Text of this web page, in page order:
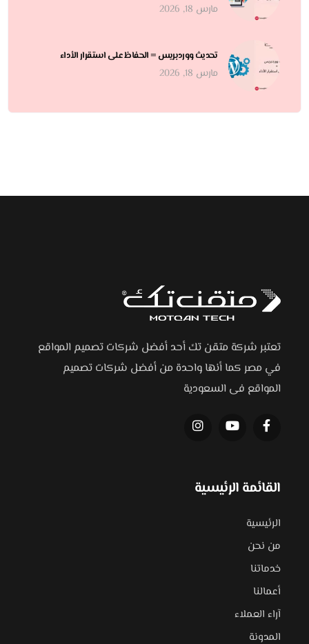
مارس 18, 2026
تحديث ووردبريس = الحفاظ على استقرار الأداء
مارس 18, 2026
تعتبر شركة متقن تك أحد أفضل شركات تصميم المواقع
في مصر كما أنها واحدة من أفضل شركات تصميم
المواقع فى السعودية
القائمة الرئيسية
الرئيسية
من نحن
خدماتنا
أعمالنا
آراء العملاء
المدونة